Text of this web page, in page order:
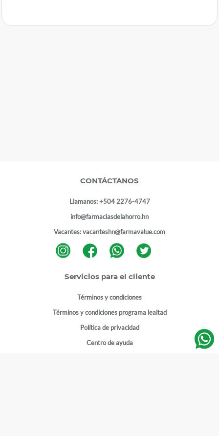
CONTÁCTANOS
Llamanos:+504 2276-4747
info@farmaciasdelahorro.hn
Vacantes:vacanteshn@farmavalue.com
Servicios para el cliente
Términos y condiciones
Términos y condiciones programa lealtad
Política de privacidad
Centro de ayuda